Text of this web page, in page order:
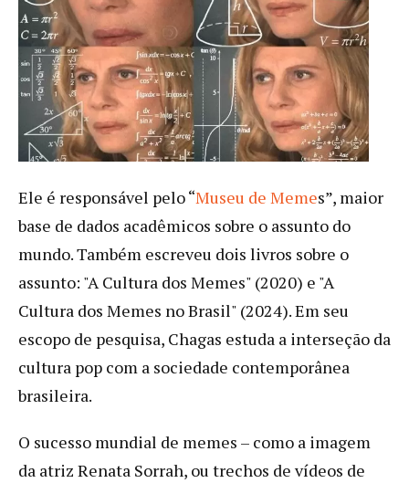
Ele é responsável pelo “Museu de Memes”, maior
base de dados acadêmicos sobre o assunto do
mundo. Também escreveu dois livros sobre o
assunto: "A Cultura dos Memes" (2020) e "A
Cultura dos Memes no Brasil" (2024). Em seu
escopo de pesquisa, Chagas estuda a interseção da
cultura pop com a sociedade contemporânea
brasileira.
O sucesso mundial de memes – como a imagem
da atriz Renata Sorrah, ou trechos de vídeos de